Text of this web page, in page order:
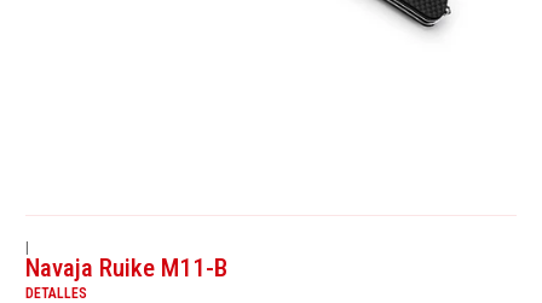
|
Navaja Ruike M11-B
DETALLES